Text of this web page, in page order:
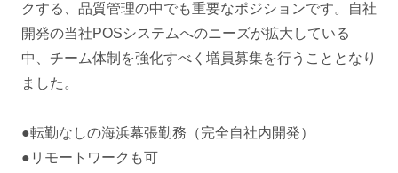
クする、品質管理の中でも重要なポジションです。自社
開発の当社POSシステムへのニーズが拡大している
中、チーム体制を強化すべく増員募集を行うこととなり
ました。
●転勤なしの海浜幕張勤務（完全自社内開発）
●リモートワークも可